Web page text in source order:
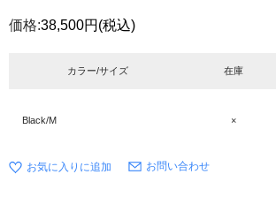
価格:38,500円 (税込)
カラー/サイズ 在庫
Black/M ×
お問い合わせ